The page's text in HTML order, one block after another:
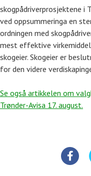
skogpådriverprosjektene i
ved oppsummeringa en
ordningen med
mest effektive
skogeier. Skogeier er
for den videre
Se også artikkelen om
Trønder-Avisa 17. august.